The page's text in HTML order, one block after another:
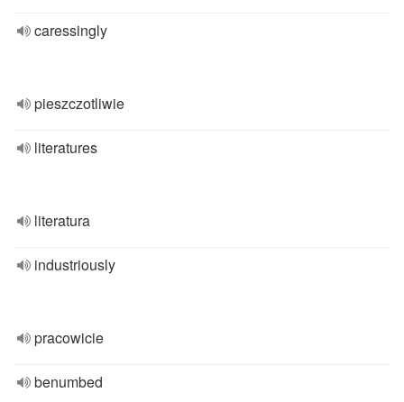
caressingly
pieszczotliwie
literatures
literatura
industriously
pracowicie
benumbed